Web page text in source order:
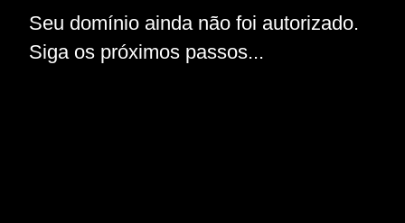
Seu domínio ainda não foi autorizado.
Siga os próximos passos...